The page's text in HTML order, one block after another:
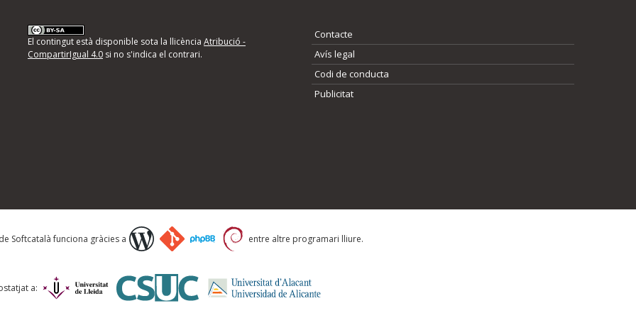
d'errors
següents i descriviu quina és la millora que
El contingut està disponible sota la llicència Atribució -
CompartirIgual 4.0si no s'indica el contrari.
Contacte
Avís legal
Codi de conducta
Publicitat
Softcatalà funciona gràcies a entre altre programari lliure.
a: